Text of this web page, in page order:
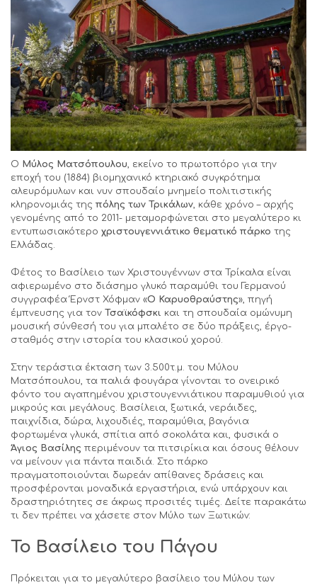
Ο Μύλος Ματσόπουλου , εκείνο το πρωτοπόρο για την
εποχή του (1884) βιομηχανικό κτηριακό συγκρότημα
αλευρόμυλων και νυν σπουδαίο μνημείο πολιτιστικής
κληρονομιάς της πόλης των Τρικάλων , κάθε χρόνο – αρχής
γενομένης από το 2011- μεταμορφώνεται στο μεγαλύτερο κι
εντυπωσιακότερο χριστουγεννιάτικο θεματικό πάρκο της
Ελλάδας.
Φέτος το Βασίλειο των Χριστουγέννων στα Τρίκαλα είναι
αφιερωμένο στο διάσημο γλυκό παραμύθι του Γερμανού
συγγραφέα Έρνστ Χόφμαν «Ο Καρυοθραύστης», πηγή
έμπνευσης για τον Τσαϊκόφσκι και τη σπουδαία ομώνυμη
μουσική σύνθεσή του για μπαλέτο σε δύο πράξεις, έργο-
σταθμός στην ιστορία του κλασικού χορού.
Στην τεράστια έκταση των 3.500τ.μ. του Μύλου
Ματσόπουλου, τα παλιά φουγάρα γίνονται το ονειρικό
φόντο του αγαπημένου χριστουγεννιάτικου παραμυθιού για
μικρούς και μεγάλους. Βασίλεια, ξωτικά, νεράιδες,
παιχνίδια, δώρα, λιχουδιές, παραμύθια, βαγόνια
φορτωμένα γλυκά, σπίτια από σοκολάτα και, φυσικά ο
Άγιος Βασίλης περιμένουν τα πιτσιρίκια και όσους θέλουν
να μείνουν για πάντα παιδιά. Στο πάρκο
πραγματοποιούνται δωρεάν απίθανες δράσεις και
προσφέρονται μοναδικά εργαστήρια, ενώ υπάρχουν και
δραστηριότητες σε άκρως προσιτές τιμές. Δείτε παρακάτω
τι δεν πρέπει να χάσετε στον Μύλο των Ξωτικών:
Το Βασίλειο του Πάγου
Πρόκειται για το μεγαλύτερο βασίλειο του Μύλου των